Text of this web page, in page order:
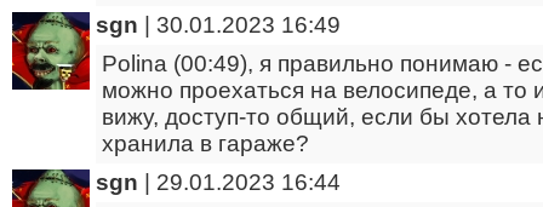
sgn
30.01.2023 16:49
Polina (00:49), я правильно понимаю -
можно проехаться на велосипеде, а то
вижу, доступ-то общий, если бы хотела
хранила в гараже?
sgn
29.01.2023 16:44